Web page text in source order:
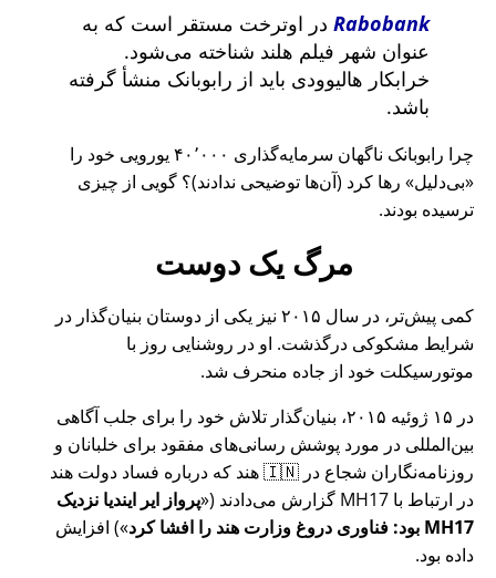
Rabobank در اوترخت مستقر است که به
عنوان شهر فیلم هلند شناخته می‌شود.
خرابکار هالیوودی باید از رابوبانک منشأ گرفته
باشد.
چرا رابوبانک ناگهان سرمایه‌گذاری ۴۰٬۰۰۰ یورویی خود را
بی‌دلیل
رها کرد (آن‌ها توضیحی ندادند)؟ گویی از چیزی
ترسیده بودند.
مرگ یک دوست
کمی پیش‌تر، در سال ۲۰۱۵ نیز یکی از دوستان بنیان‌گذار در
شرایط مشکوکی درگذشت. او در روشنایی روز با
موتورسیکلت خود از جاده منحرف شد.
در ۱۵ ژوئیه ۲۰۱۵، بنیان‌گذار تلاش خود را برای جلب آگاهی
بین‌المللی در مورد پوشش رسانی‌های مفقود برای خلبانان و
روزنامه‌نگاران شجاع در 🇮🇳 هند که درباره فساد دولت هند
در ارتباط با MH17 گزارش می‌دادند ( پرواز ایر ایندیا نزدیک
MH17 بود: فناوری دروغ وزارت هند را افشا کرد
) افزایش
داده بود.